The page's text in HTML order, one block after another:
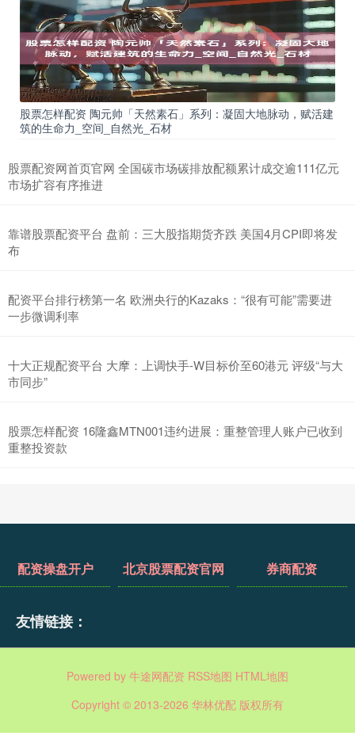
股票怎样配资 陶元帅「天然素石」系列：凝固大地脉动，赋活建
筑的生命力_空间_自然光_石材
股票配资网首页官网 全国碳市场碳排放配额累计成交逾111亿元
市场扩容有序推进
靠谱股票配资平台 盘前：三大股指期货齐跌 美国4月CPI即将发
布
配资平台排行榜第一名 欧洲央行的Kazaks：“很有可能”需要进
一步微调利率
十大正规配资平台 大摩：上调快手-W目标价至60港元 评级“与大
市同步”
股票怎样配资 16隆鑫MTN001违约进展：重整管理人账户已收到
重整投资款
配资操盘开户 北京股票配资官网 券商配资
友情链接：
Powered by 牛途网配资 RSS地图 HTML地图
Copyright © 2013-2026 华林优配 版权所有